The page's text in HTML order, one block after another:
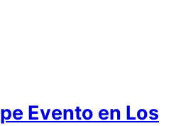
Evento en Los